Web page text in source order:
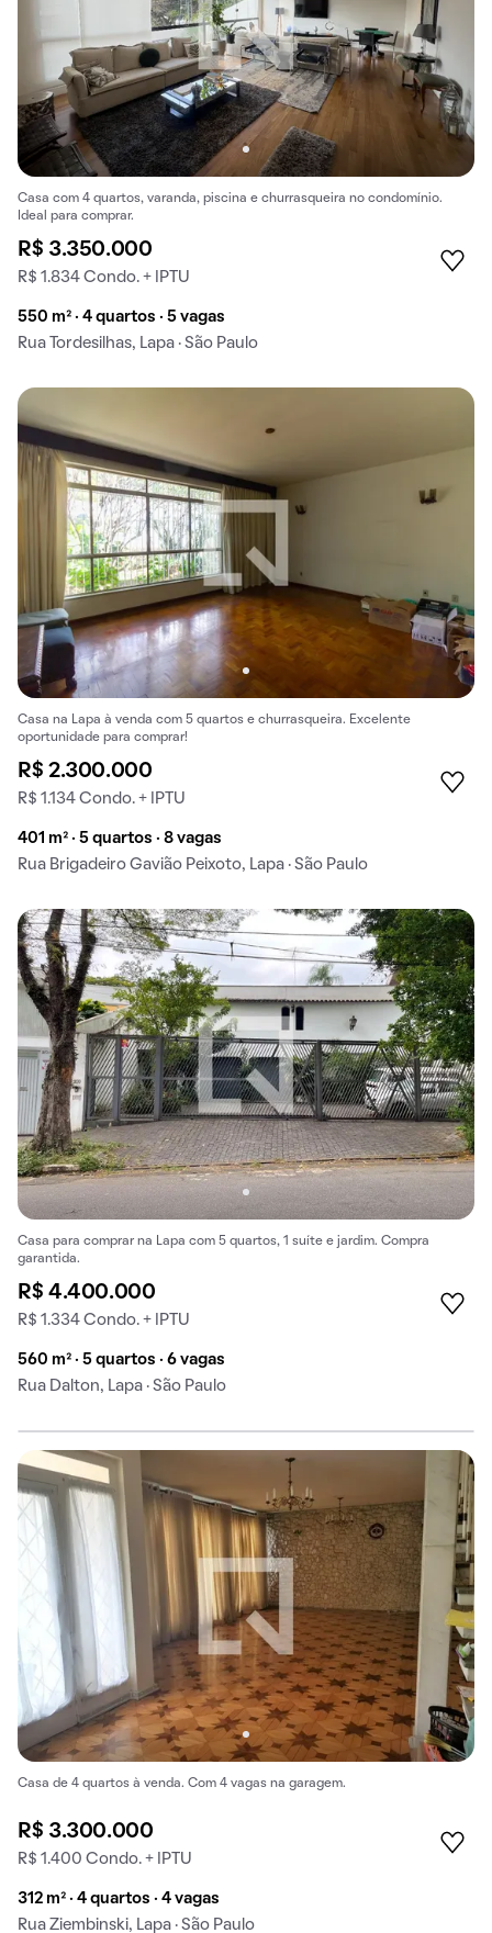
Casa com 4 quartos, varanda, piscina e churrasqueira no condomínio.
Ideal para comprar.
R$ 3.350.000
R$ 1.834 Condo. + IPTU
550 m² · 4 quartos · 5 vagas
Rua Tordesilhas, Lapa · São Paulo
Casa na Lapa à venda com 5 quartos e churrasqueira. Excelente
oportunidade para comprar!
R$ 2.300.000
R$ 1.134 Condo. + IPTU
401 m² · 5 quartos · 8 vagas
Rua Brigadeiro Gavião Peixoto, Lapa · São Paulo
Casa para comprar na Lapa com 5 quartos, 1 suíte e jardim. Compra
garantida.
R$ 4.400.000
R$ 1.334 Condo. + IPTU
560 m² · 5 quartos · 6 vagas
Rua Dalton, Lapa · São Paulo
Casa de 4 quartos à venda. Com 4 vagas na garagem.
R$ 3.300.000
R$ 1.400 Condo. + IPTU
312 m² · 4 quartos · 4 vagas
Rua Ziembinski, Lapa · São Paulo